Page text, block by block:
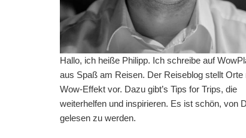
Hallo, ich heiße Philipp. Ich schreibe auf
aus Spaß am Reisen. Der Reiseblog stellt Orte
Wow-Effekt vor. Dazu gibt’s Tips for Trips, die
weiterhelfen und inspirieren. Es ist schön, von
gelesen zu werden.